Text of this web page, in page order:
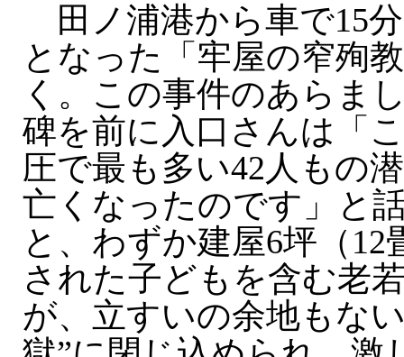
田ノ浦港から車で15
となった「牢屋の窄殉
く。この事件のあらま
碑を前に入口さんは「
圧で最も多い42人もの
亡くなったのです」と
と、わずか建屋6坪（12
された子どもを含む老
が、立すいの余地もな